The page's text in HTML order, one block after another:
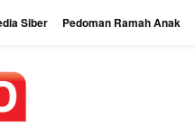
Siber Pedoman Ramah Anak